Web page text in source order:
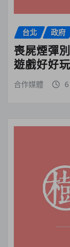
台北 政府
喪屍煙彈
遊戲好好
合作媒體